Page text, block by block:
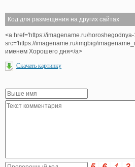
Код для размещения на других сайтах
<a href='https://imagename.ru/
src='https://imagename.ru/imgbig/
именем Хорошего дня</a>
Скачать картинку